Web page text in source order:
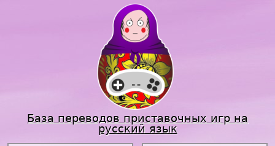
Jump to navigation
База переводов приставочных игр на
русский язык